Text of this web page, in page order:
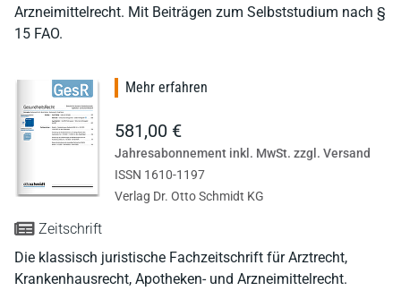
Arzneimittelrecht. Mit Beiträgen zum Selbststudium nach §
15 FAO.
Zeitschrift
Die klassisch juristische Fachzeitschrift für Arztrecht,
Krankenhausrecht, Apotheken- und Arzneimittelrecht.
Mehr erfahren
581,00 €
Jahresabonnement inkl. MwSt. zzgl. Versand
ISSN 1610-1197
Verlag Dr. Otto Schmidt KG